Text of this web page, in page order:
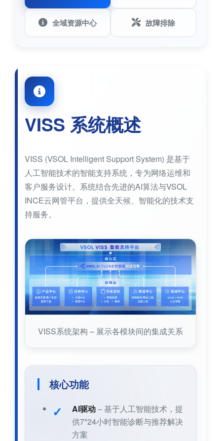
全域资源中心 故障排除
VISS 系统概述
VISS (VSOL Intelligent Support System) 是基于
人工智能技术的智能支持系统，专为网络运维和
客户服务设计。系统结合先进的AI算法与VSOL
INCE云网管平台，提供全天候、智能化的技术支
持服务。
VISS系统架构 – 展示各模块间的集成关系
核心功能
AI驱动– 基于人工智能技术，提
供7*24小时智能诊断与推荐解决
方案